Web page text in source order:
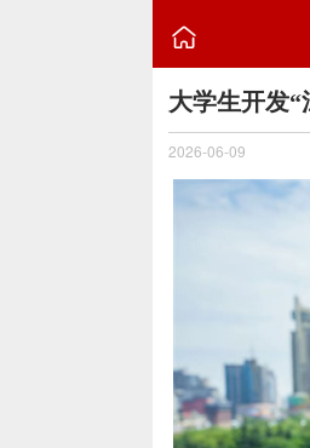

大学生开发“
2026-06-09